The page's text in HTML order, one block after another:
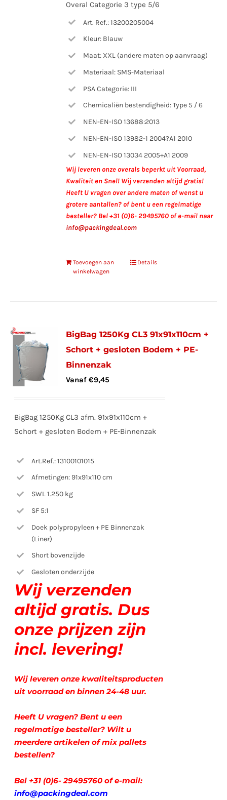
Overal Categorie 3 type 5/6
Art. Ref.: 13200205004
Kleur: Blauw
Maat: XXL (andere maten op aanvraag)
Materiaal: SMS-Materiaal
PSA Categorie: III
Chemicaliën bestendigheid: Type 5 / 6
NEN-EN-ISO 13688:2013
NEN-EN-ISO 13982-1 2004?A1 2010
NEN-EN-ISO 13034 2005+A1 2009
Wij leveren onze overals beperkt uit Voorraad,
Kwaliteit en Snel! Wij verzenden altijd gratis!
Heeft U vragen over andere maten of wenst u
grotere aantallen? of bent u een regelmatige
besteller? Bel +31 (0)6- 29495760 of e-mail naar
info@packingdeal.com
Toevoegen aan
winkelwagen
Details
BigBag 1250Kg CL3 91x91x110cm +
Schort + gesloten Bodem + PE-
Binnenzak
Vanaf €9,45
BigBag 1250Kg CL3 afm. 91x91x110cm +
Schort + gesloten Bodem + PE-Binnenzak
Art.Ref.: 13100101015
Afmetingen: 91x91x110 cm
SWL 1.250 kg
SF 5:1
Doek polypropyleen + PE Binnenzak
(Liner)
Short bovenzijde
Gesloten onderzijde
Wij verzenden
altijd gratis. Dus
onze prijzen zijn
incl. levering!
Wij leveren onze kwaliteitsproducten
uit voorraad en binnen 24-48 uur.
Heeft U vragen? Bent u een
regelmatige besteller? Wilt u
meerdere artikelen of mix pallets
bestellen?
Bel +31 (0)6- 29495760 of e-mail:
info@packingdeal.com